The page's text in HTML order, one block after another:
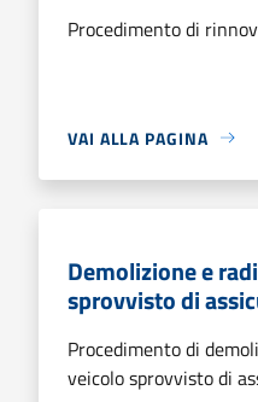
Procedimento di
VAI ALLA PAGINA
Demolizione e
sprovvisto di
Procedimento di
veicolo sprovvisto di